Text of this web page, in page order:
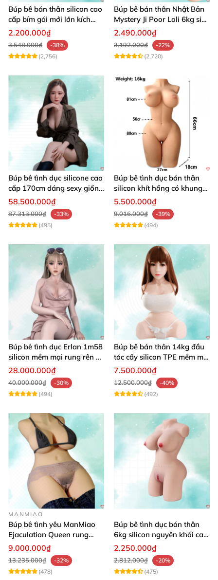
Búp bê bán thân silicon cao
cấp bím gái mới lớn kích
thích
2.200.000₫
3.548.000₫
-38%
(2,756)
Búp bê bán thân Nhật Bản
Mystery Ji Poor Loli 6kg siêu
thực giá tốt
2.490.000₫
3.192.000₫
-22%
(2,720)
Búp bê tình dục silicone cao
cấp 170cm dáng sexy giống
thật
58.500.000₫
87.313.000₫
-33%
(495)
Búp bê tình dục bán thân
silicon khít hồng có khung
16kg
5.500.000₫
9.016.000₫
-39%
(494)
Búp bê tình dục Erlan 1m58
silicon mềm mại rung rên co
bóp hấp dẫn
28.000.000₫
40.000.000₫
-30%
(494)
Búp bê bán thân 14kg đầu
tóc cấy silicon TPE mềm mịn
tự nhiên
7.500.000₫
12.500.000₫
-40%
(492)
MANMIAO
Búp bê tình yêu ManMiao
Ejaculation Queen rung
cảm biến sưởi ấm phun
9.000.000₫
13.235.000₫
-32%
(478)
Búp bê tình dục bán thân
6kg silicon nguyên khối cao
cấp giá rẻ
2.250.000₫
2.812.000₫
-20%
(475)